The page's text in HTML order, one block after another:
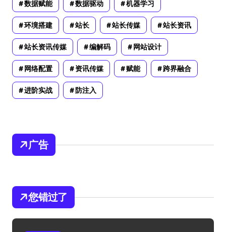
数据赋能 数据驱动 机器学习
环境搭建 站长 站长传媒 站长资讯
站长资讯传媒 编解码 网站设计
网络配置 资讯传媒 赋能 跨界融合
进阶实战 防注入
广告
您错过了